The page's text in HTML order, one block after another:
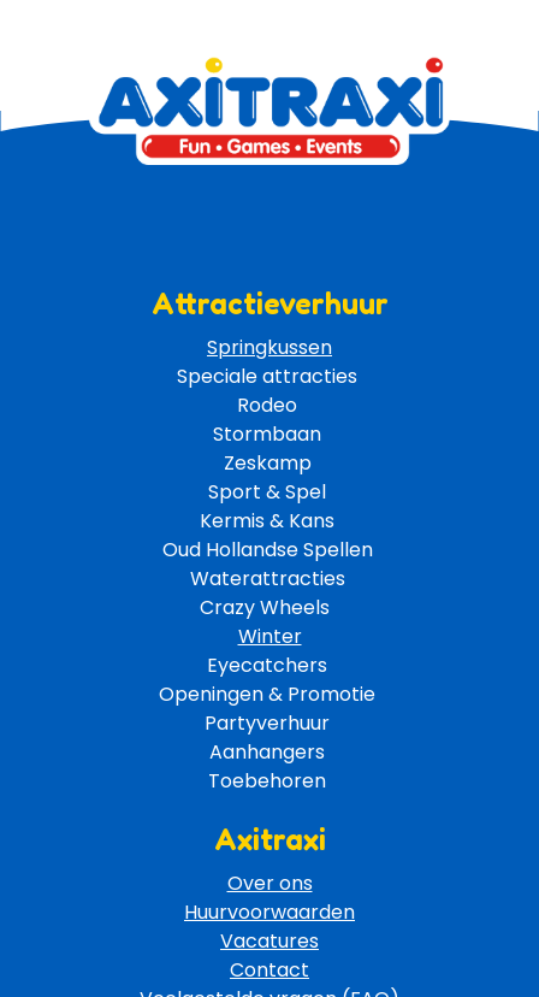
Attractieverhuur
Springkussen
Speciale attracties
Rodeo
Stormbaan
Zeskamp
Sport & Spel
Kermis & Kans
Oud Hollandse Spellen
Waterattracties
Crazy Wheels
Winter
Eyecatchers
Openingen & Promotie
Partyverhuur
Aanhangers
Toebehoren
Axitraxi
Over ons
Huurvoorwaarden
Vacatures
Contact